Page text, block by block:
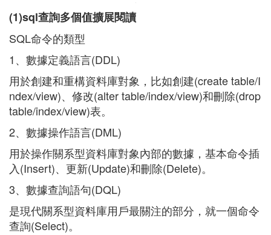
(1)sql查詢多個值擴展閱讀
SQL命令的類型
1、數據定義語言(DDL)
用於創建和重構資料庫對象，比如創建(create table/I
ndex/view)、修改(alter table/index/view)和刪除(drop
table/index/view)表。
2、數據操作語言(DML)
用於操作關系型資料庫對象內部的數據，基本命令插
入(Insert)、更新(Update)和刪除(Delete)。
3、數據查詢語句(DQL)
是現代關系型資料庫用戶最關注的部分，就一個命令
查詢(Select)。